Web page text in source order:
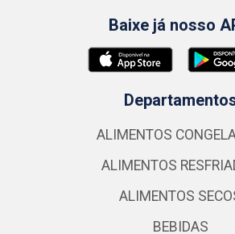
Baixe já nosso
ALIMENTOS
ALIMENTOS
ALIMENTOS
BEBIDAS